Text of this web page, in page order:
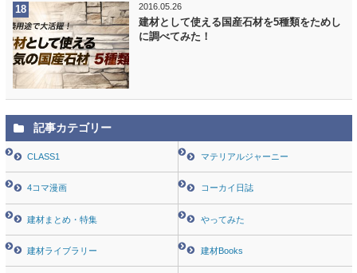
2016.05.26
建材として使える国産石材を5種類をためし
に調べてみた！
記事カテゴリー
CLASS1 マテリアルジャーニー
4コマ漫画 コーカイ日誌
建材まとめ・特集 やってみた
建材ライブラリー 建材Books